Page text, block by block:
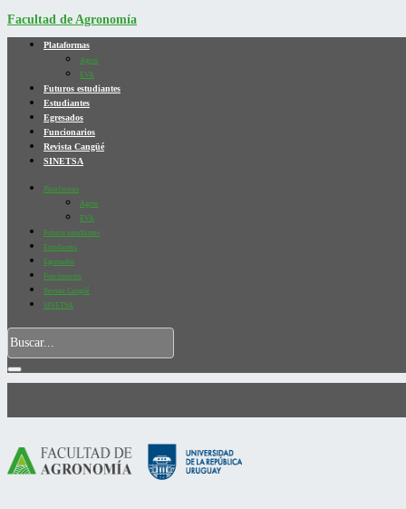
Facultad de Agronomía
Plataformas
Agros
EVA
Futuros estudiantes
Estudiantes
Egresados
Funcionarios
Revista Cangüé
SINETSA
Plataformas
Agros
EVA
Futuros estudiantes
Estudiantes
Egresados
Funcionarios
Revista Cangüé
SINETSA